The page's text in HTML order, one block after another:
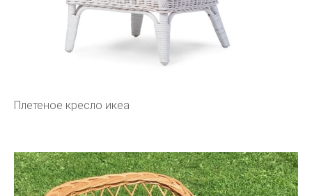
Плетеное кресло икеа